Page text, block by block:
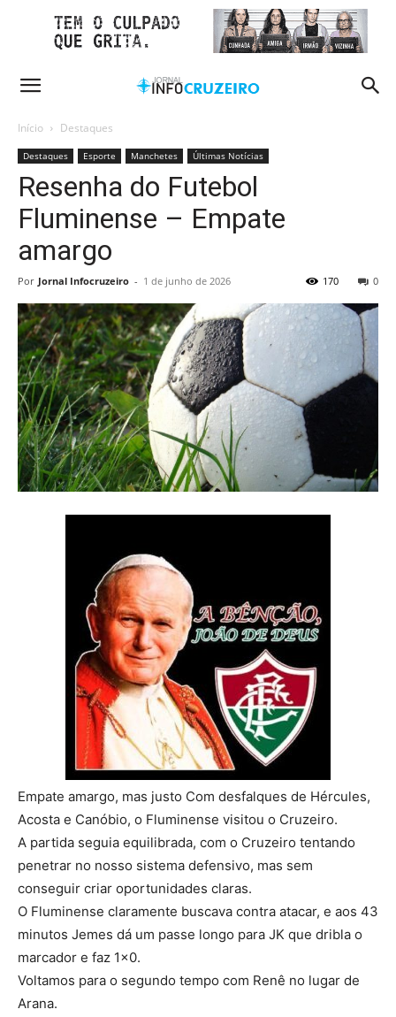
Início Destaques
Destaques Esporte Manchetes Últimas Notícias
Resenha do Futebol
Fluminense – Empate
amargo
Por Jornal Infocruzeiro - 1 de junho de 2026 0
170
Empate amargo, mas justo Com desfalques de Hércules,
Acosta e Canóbio, o Fluminense visitou o Cruzeiro.
A partida seguia equilibrada, com o Cruzeiro tentando
penetrar no nosso sistema defensivo, mas sem
conseguir criar oportunidades claras.
O Fluminense claramente buscava contra atacar, e aos 43
minutos Jemes dá um passe longo para JK que dribla o
marcador e faz 1×0.
Voltamos para o segundo tempo com Renê no lugar de
Arana.